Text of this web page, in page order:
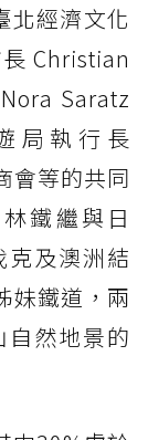
北經濟文化
Christian
Saratz
局執行長
會等的共同
鐵繼與日
及澳洲結
妹鐵道，兩
然地景的